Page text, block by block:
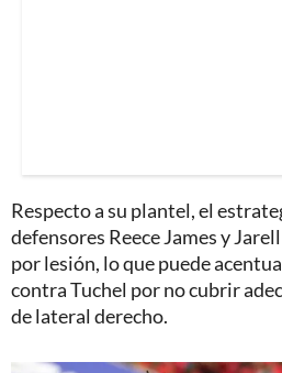
Respecto a su plantel, el
defensores Reece James y
por lesión, lo que puede
contra Tuchel por no cubrir
de lateral derecho.